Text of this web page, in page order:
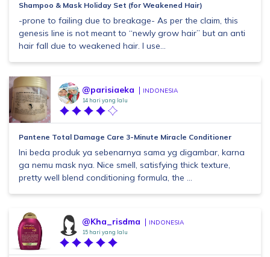
Shampoo & Mask Holiday Set (for Weakened Hair)
-prone to failing due to breakage- As per the claim, this
genesis line is not meant to “newly grow hair” but an anti
hair fall due to weakened hair. I use...
@parisiaeka INDONESIA
14 hari yang lalu
Pantene Total Damage Care 3-Minute Miracle Conditioner
Ini beda produk ya sebenarnya sama yg digambar, karna
ga nemu mask nya. Nice smell, satisfying thick texture,
pretty well blend conditioning formula, the ...
@Kha_risdma INDONESIA
15 hari yang lalu